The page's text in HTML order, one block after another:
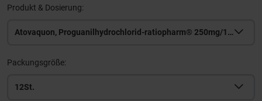
Produkt & Dosierung:
Atovaquon, Proguanilhydrochlorid-ratiopharm® 250mg/100mg
Packungsgröße:
12St.